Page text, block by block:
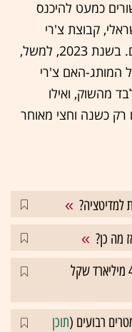
כמעט להיכנס
קבוצת צ'רי
עשתה זאת בתוך פחות משלוש שנים. בשנת 2023, למשל,
המותג-האם צ'רי
הוא החזיק ב-4% בלבד מהשוק, ואילו
רק כשנה וחצי מאוחר
למדיטציה?
מה כן?
חשיפת גלובס: נתניהו דורש להעביר 400 מיליארד שקל
רבועים (תוכן